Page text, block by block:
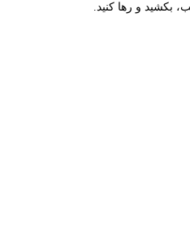
بکشید و رها کنید.